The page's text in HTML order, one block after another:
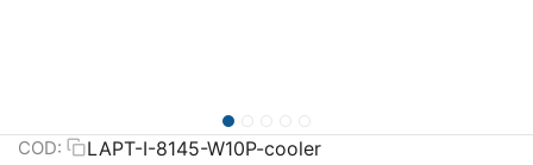
COD: LAPT-I-8145-W10P-cooler